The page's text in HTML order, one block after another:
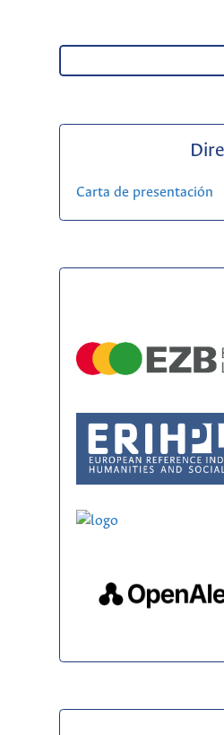
Carta de presentación